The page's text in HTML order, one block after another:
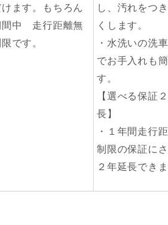
けます。もちろん
間中 走行距離無
です。
し、汚れをつ
くします。
・水洗いの洗
でお手入れも
す。
【選べる保証
長】
・１年間走行
制限の保証に
２年延長でき